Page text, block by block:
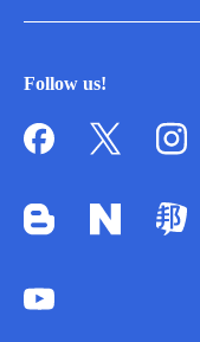
Follow us!